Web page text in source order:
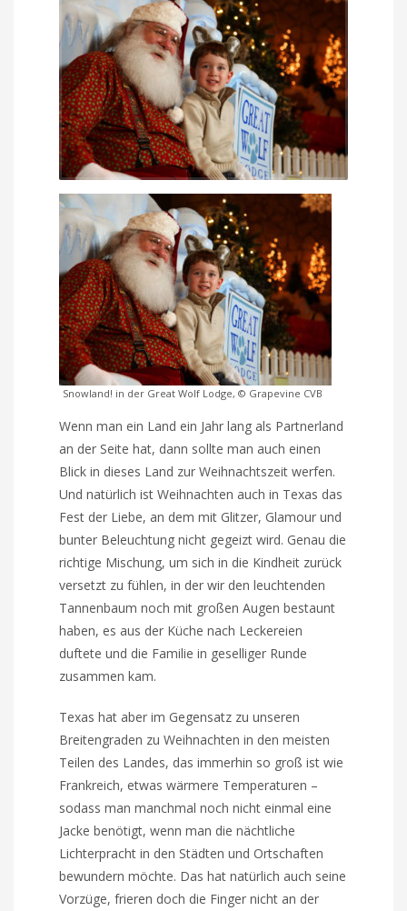
Snowland! in der Great Wolf Lodge, © Grapevine CVB
Wenn man ein Land ein Jahr lang als Partnerland
an der Seite hat, dann sollte man auch einen
Blick in dieses Land zur Weihnachtszeit werfen.
Und natürlich ist Weihnachten auch in Texas das
Fest der Liebe, an dem mit Glitzer, Glamour und
bunter Beleuchtung nicht gegeizt wird. Genau die
richtige Mischung, um sich in die Kindheit zurück
versetzt zu fühlen, in der wir den leuchtenden
Tannenbaum noch mit großen Augen bestaunt
haben, es aus der Küche nach Leckereien
duftete und die Familie in geselliger Runde
zusammen kam.
Texas hat aber im Gegensatz zu unseren
Breitengraden zu Weihnachten in den meisten
Teilen des Landes, das immerhin so groß ist wie
Frankreich, etwas wärmere Temperaturen –
sodass man manchmal noch nicht einmal eine
Jacke benötigt, wenn man die nächtliche
Lichterpracht in den Städten und Ortschaften
bewundern möchte. Das hat natürlich auch seine
Vorzüge, frieren doch die Finger nicht an der